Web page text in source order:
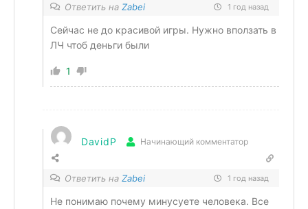
Ответить на Zabei 1 год назад
Сейчас не до красивой игры. Нужно вползать в
ЛЧ чтоб деньги были
1
DavidP Начинающий комментатор
Ответить на Zabei 1 год назад
Не понимаю почему минусуете человека. Все